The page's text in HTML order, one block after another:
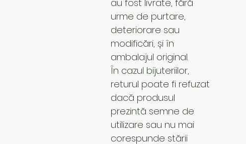
au fost livrate, fără
urme de purtare,
deteriorare sau
modificări, și în
ambalajul original.
În cazul bijuteriilor,
returul poate fi refuzat
dacă produsul
prezintă semne de
utilizare sau nu mai
corespunde stării